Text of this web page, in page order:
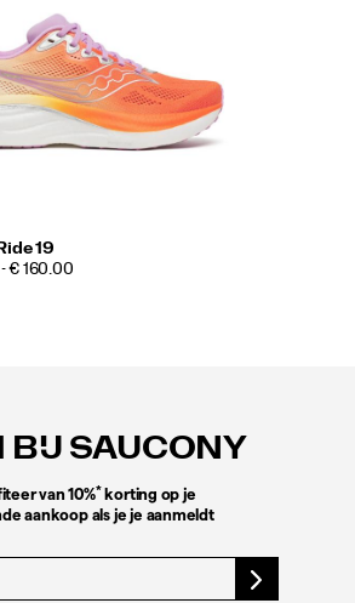
19
€ 160.00
BIJ SAUCONY
van 10%* korting op je
aankoop als je je aanmeldt